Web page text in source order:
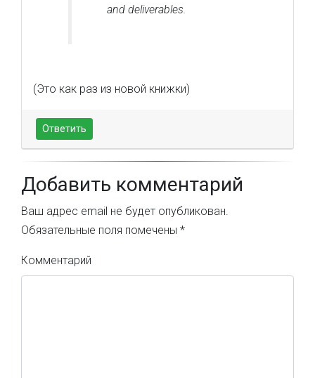
and deliverables.
(Это как раз из новой книжки)
Ответить
Добавить комментарий
Ваш адрес email не будет опубликован.
Обязательные поля помечены *
Комментарий